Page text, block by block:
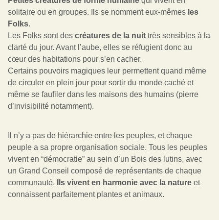
solitaire ou en groupes. Ils se nomment eux-mêmes les
Folks.
Les Folks sont des créatures de la nuit très sensibles à la
clarté du jour. Avant l’aube, elles se réfugient donc au
cœur des habitations pour s’en cacher.
Certains pouvoirs magiques leur permettent quand même
de circuler en plein jour pour sortir du monde caché et
même se faufiler dans les maisons des humains (pierre
d’invisibilité notamment).
Il n’y a pas de hiérarchie entre les peuples, et chaque
peuple a sa propre organisation sociale. Tous les peuples
vivent en “démocratie” au sein d’un Bois des lutins, avec
un Grand Conseil composé de représentants de chaque
communauté.
Ils vivent en harmonie avec la nature et
connaissent parfaitement plantes et animaux.